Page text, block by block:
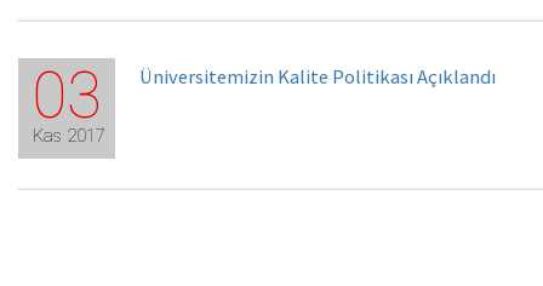
03
Kas 2017
Üniversitemizin Kalite Politikası Açıklandı